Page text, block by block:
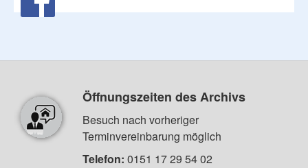
Öffnungszeiten des Archivs
Besuch nach vorheriger
Terminvereinbarung möglich
Telefon: 0151 17 29 54 02